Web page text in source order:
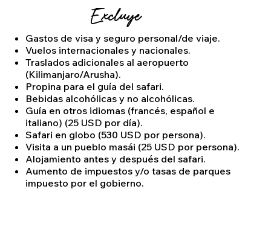
Excluye
Gastos de visa y seguro personal/de viaje.
Vuelos internacionales y nacionales.
Traslados adicionales al aeropuerto
(Kilimanjaro/Arusha).
Propina para el guía del safari.
Bebidas alcohólicas y no alcohólicas.
Guía en otros idiomas (francés, español e
italiano) (25 USD por día).
Safari en globo (530 USD por persona).
Visita a un pueblo masái (25 USD por persona).
Alojamiento antes y después del safari.
Aumento de impuestos y/o tasas de parques
impuesto por el gobierno.